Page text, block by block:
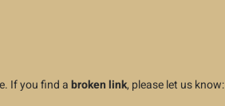
If you find abroken link, please let us know: